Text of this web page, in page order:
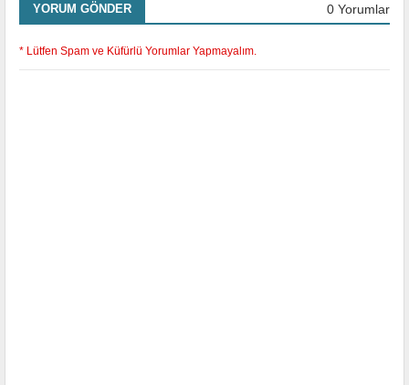
YORUM GÖNDER 0 Yorumlar
* Lütfen Spam ve Küfürlü Yorumlar Yapmayalım.